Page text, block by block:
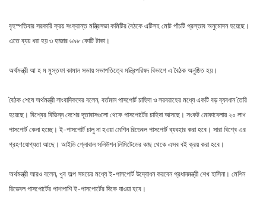
বৃহস্পতিবার সরকারি ক্রয় সংক্রান্ত মন্ত্রিসভা কমিটির বৈঠকে এটিসহ মোট পাঁচটি প্রস্তাব অনুমোদন হয়েছে।
এতে ব্যয় ধরা হয় ৩ হাজার ৬৯৮ কোটি টাকা।
অর্থমন্ত্রী আ হ ম মুস্তফা কামাল সভায় সভাপতিত্বে মন্ত্রিপরিষদ বিভাগে এ বৈঠক অনুষ্ঠিত হয়।
বৈঠক শেষে অর্থমন্ত্রী সাংবাদিকদের বলেন, বর্তমান পাসপোর্ট চাহিদা ও সরবরাহের মধ্যে একটি বড় ব্যবধান তৈরি
হয়েছে। বিশ্বের বিভিন্ন দেশের দূতাবাসগুলো থেকে পাসপোর্টের চাহিদা আসছে। সংকট মোকাবেলায় ২০ লাখ
পাসপোর্ট কেনা হচ্ছে। ই-পাসপোর্ট চালু না হওয়া মেশিন রিডেবল পাসপোর্ট ব্যবহার করা হবে। সারা বিশ্বে এর
গ্রহণযোগ্যতা আছে। আইডি গ্লোবাল সলিউশন লিমিটেডের কাছ থেকে এসব বই ক্রয় করা হবে।
অর্থমন্ত্রী আরও বলেন, খুব অল্প সময়ের মধ্যে ই-পাসপোর্ট উদ্বোধন করবেন প্রধানমন্ত্রী শেখ হাসিনা। মেশিন
রিডেবল পাসপোর্টের পাশাপাশি ই-পাসপোর্টের দিকে যাওয়া হবে।